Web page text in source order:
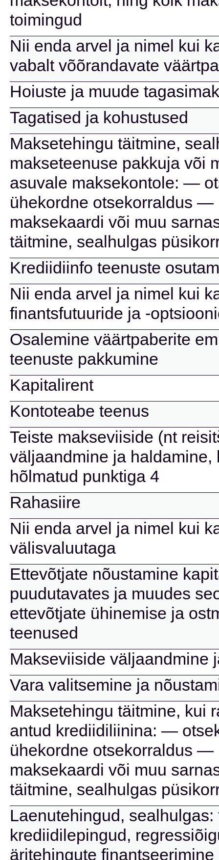
toimingud
Nii enda arvel ja nimel kui
vabalt võõrandavate
Hoiuste ja muude
Tagatised ja kohustused
Maksetehingu täitmine,
makseteenuse pakkuja või
asuvale maksekontole: —
ühekordne otsekorraldus —
maksekaardi või muu
täitmine, sealhulgas
Krediidiinfo teenuste
Nii enda arvel ja nimel kui
finantsfutuuride ja -
Osalemine väärtpaberite
teenuste pakkumine
Kapitalirent
Kontoteabe teenus
Teiste makseviiside (nt
väljaandmine ja
hõlmatud punktiga 4
Rahasiire
Nii enda arvel ja nimel kui
välisvaluutaga
Ettevõtjate nõustamine
puudutavates ja muudes
ettevõtjate ühinemise ja
teenused
Makseviiside väljaandmine
Vara valitsemine ja
Maksetehingu täitmine, kui
antud krediidiliinina: —
ühekordne otsekorraldus —
maksekaardi või muu
täitmine, sealhulgas
Laenutehingud,
krediidilepingud,
äritehingute